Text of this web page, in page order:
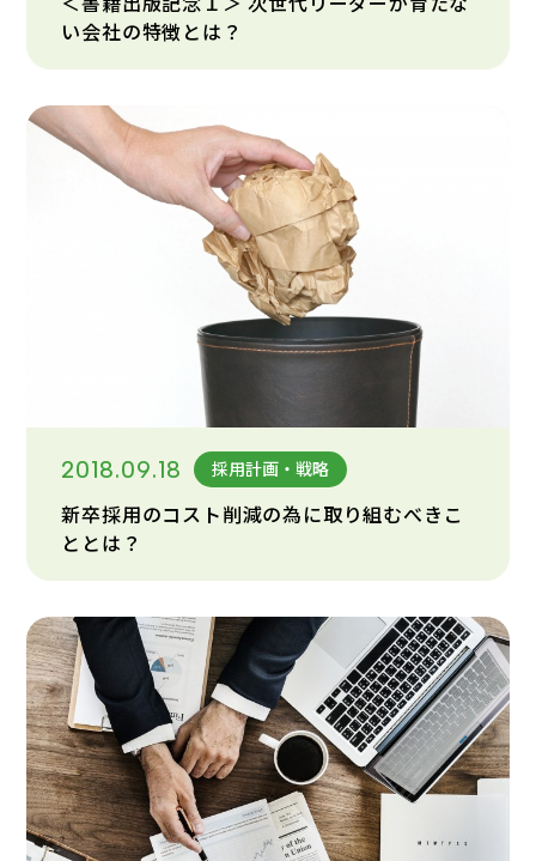
い会社の特徴とは？
2018.09.18 採用計画・戦略
新卒採用のコスト削減の為に取り組むべきこ
ととは？